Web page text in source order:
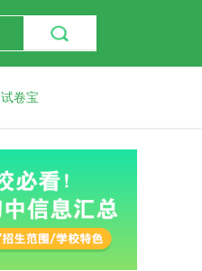
试卷宝